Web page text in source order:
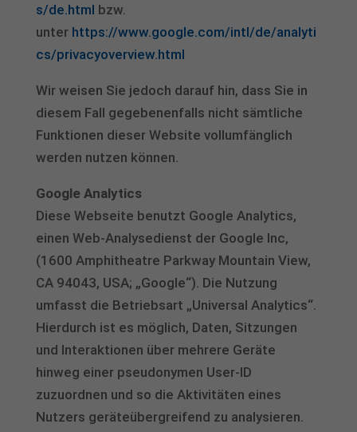
s/de.html bzw.
unter https://www.google.com/intl/de/analyti
cs/privacyoverview.html
Wir weisen Sie jedoch darauf hin, dass Sie in
diesem Fall gegebenenfalls nicht sämtliche
Funktionen dieser Website vollumfänglich
werden nutzen können.
Google Analytics
Diese Webseite benutzt Google Analytics,
einen Web-Analysedienst der Google Inc,
(1600 Amphitheatre Parkway Mountain View,
CA 94043, USA; „Google“). Die Nutzung
umfasst die Betriebsart „Universal Analytics“.
Hierdurch ist es möglich, Daten, Sitzungen
und Interaktionen über mehrere Geräte
hinweg einer pseudonymen User-ID
zuzuordnen und so die Aktivitäten eines
Nutzers geräteübergreifend zu analysieren.